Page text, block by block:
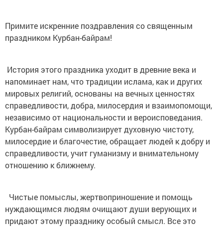
Примите искренние поздравления со священным
праздником Курбан-байрам!
История этого праздника уходит в древние века и
напоминает нам, что традиции ислама, как и других
мировых религий, основаны на вечных ценностях
справедливости, добра, милосердия и взаимопомощи,
независимо от национальности и вероисповедания.
Курбан-байрам символизирует духовную чистоту,
милосердие и благочестие, обращает людей к добру и
справедливости, учит гуманизму и внимательному
отношению к ближнему.
Чистые помыслы, жертвоприношение и помощь
нуждающимся людям очищают души верующих и
придают этому празднику особый смысл. Все это